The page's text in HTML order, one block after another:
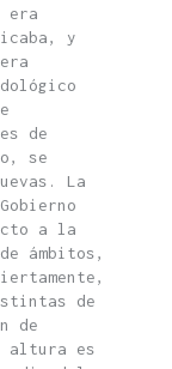
era
y
de
se
La
a la
ámbitos,
de
de
altura es